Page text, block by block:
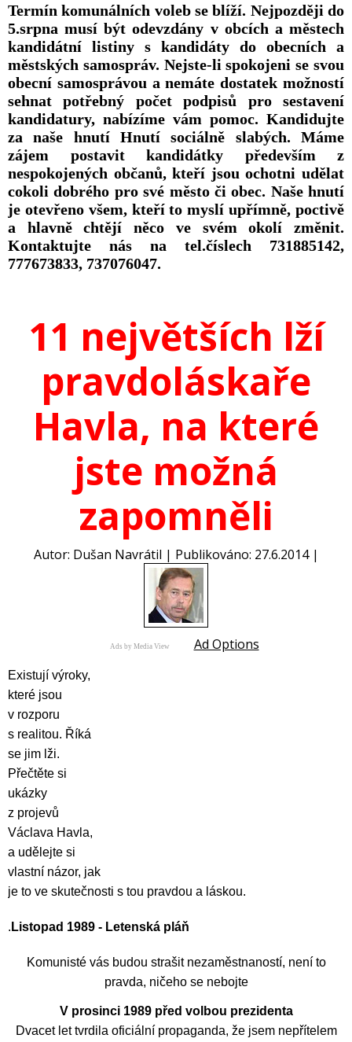
Termín komunálních voleb se blíží. Nejpozději do
5.srpna musí být odevzdány v obcích a městech
kandidátní listiny s kandidáty do obecních a
městských samospráv. Nejste-li spokojeni se svou
obecní samosprávou a nemáte dostatek možností
sehnat potřebný počet podpisů pro sestavení
kandidatury, nabízíme vám pomoc. Kandidujte
za naše hnutí Hnutí sociálně slabých. Máme
zájem postavit kandidátky především z
nespokojených občanů, kteří jsou ochotni udělat
cokoli dobrého pro své město či obec. Naše hnutí
je otevřeno všem, kteří to myslí upřímně, poctivě
a hlavně chtějí něco ve svém okolí změnit.
Kontaktujte nás na tel.číslech 731885142,
777673833, 737076047.
11 největších lží
pravdoláskaře
Havla, na které
jste možná
zapomněli
Autor: Dušan Navrátil | Publikováno: 27.6.2014 |
Ads by Media View Ad Options
Existují výroky,
které jsou
v rozporu
s realitou. Říká
se jim lži.
Přečtěte si
ukázky
z projevů
Václava Havla,
a udělejte si
vlastní názor, jak
je to ve skutečnosti s tou pravdou a láskou.
. Listopad 1989 - Letenská pláň
Komunisté vás budou strašit nezaměstnaností, není to
pravda, ničeho se nebojte
V prosinci 1989 před volbou prezidenta
Dvacet let tvrdila oficiální propaganda, že jsem nepřítelem